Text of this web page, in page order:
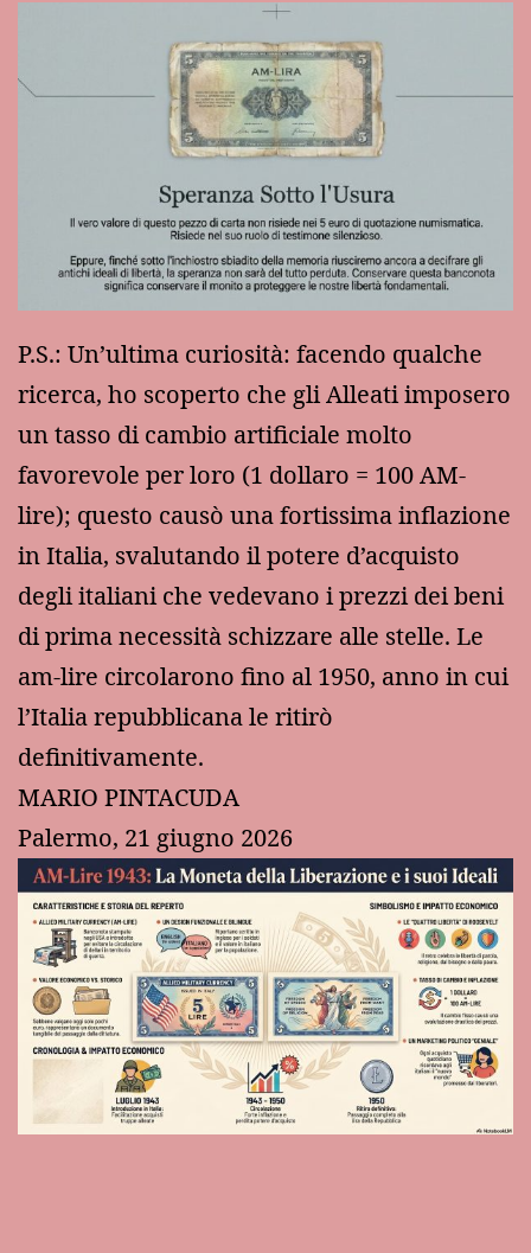
P.S.: Un’ultima curiosità: facendo qualche
ricerca, ho scoperto che gli Alleati imposero
un tasso di cambio artificiale molto
favorevole per loro (1 dollaro = 100 AM-
lire); questo causò una fortissima inflazione
in Italia, svalutando il potere d’acquisto
degli italiani che vedevano i prezzi dei beni
di prima necessità schizzare alle stelle. Le
am-lire circolarono fino al 1950, anno in cui
l’Italia repubblicana le ritirò
definitivamente.
MARIO PINTACUDA
Palermo, 21 giugno 2026